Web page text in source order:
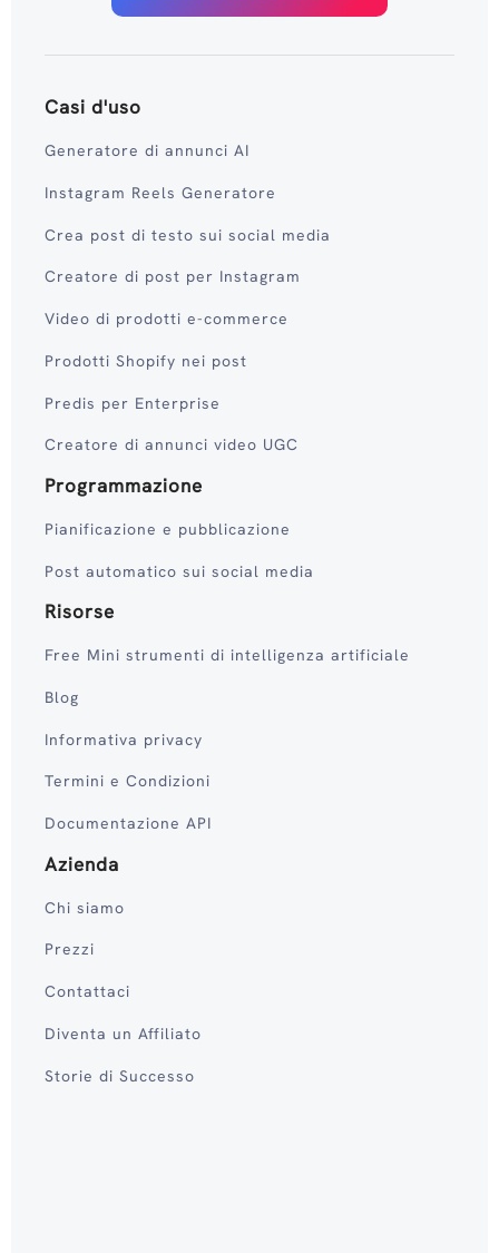
Casi d'uso
Generatore di annunci AI
Instagram Reels Generatore
Crea post di testo sui social media
Creatore di post per Instagram
Video di prodotti e-commerce
Prodotti Shopify nei post
Predis per Enterprise
Creatore di annunci video UGC
Programmazione
Pianificazione e pubblicazione
Post automatico sui social media
Risorse
Free Mini strumenti di intelligenza artificiale
Blog
Informativa privacy
Termini e Condizioni
Documentazione API
Azienda
Chi siamo
Prezzi
Contattaci
Diventa un Affiliato
Storie di Successo